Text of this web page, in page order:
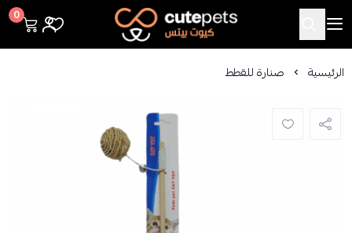
Cutepets
0
الرئيسية صنارة للقطط